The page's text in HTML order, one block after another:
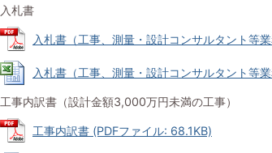
入札書
入札書（工事、測量・設計コンサルタント等
入札書（工事、測量・設計コンサルタント等
工事内訳書（設計金額3,000万円未満の工事）
工事内訳書 (PDFファイル: 68.1KB)